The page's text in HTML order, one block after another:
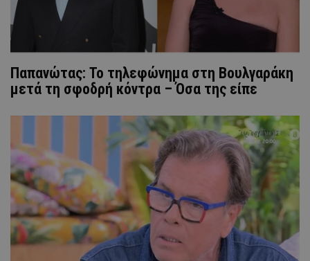
Παπανώτας: Το τηλεφώνημα στη Βουλγαράκη
μετά τη σφοδρή κόντρα – Όσα της είπε